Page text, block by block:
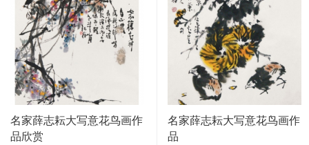
名家薛志耘大写意花鸟画作
品欣赏
名家薛志耘大写意花鸟画作
品